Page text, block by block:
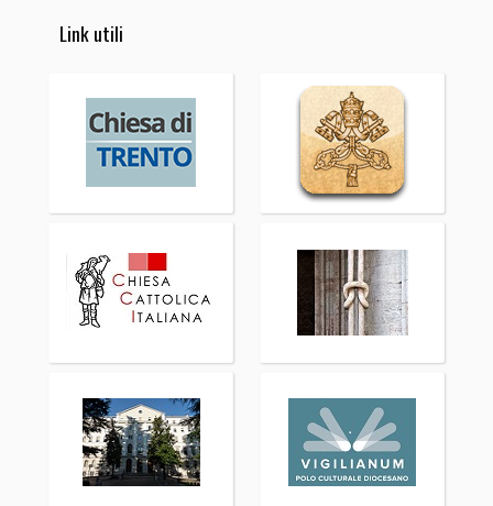
Link utili